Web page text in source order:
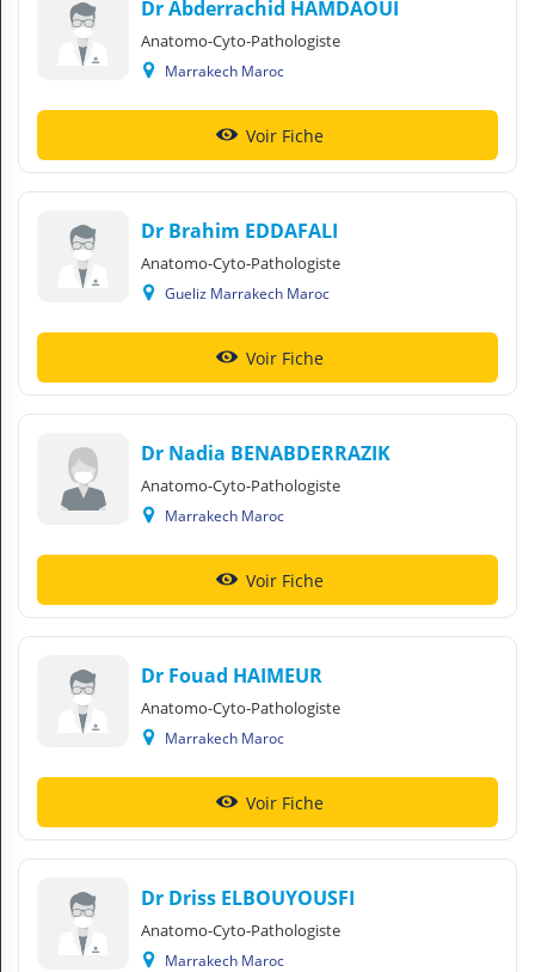
Dr Abderrachid HAMDAOUI
Anatomo-Cyto-Pathologiste
Marrakech Maroc
Voir Fiche
Dr Brahim EDDAFALI
Anatomo-Cyto-Pathologiste
Gueliz Marrakech Maroc
Voir Fiche
Dr Nadia BENABDERRAZIK
Anatomo-Cyto-Pathologiste
Marrakech Maroc
Voir Fiche
Dr Fouad HAIMEUR
Anatomo-Cyto-Pathologiste
Marrakech Maroc
Voir Fiche
Dr Driss ELBOUYOUSFI
Anatomo-Cyto-Pathologiste
Marrakech Maroc